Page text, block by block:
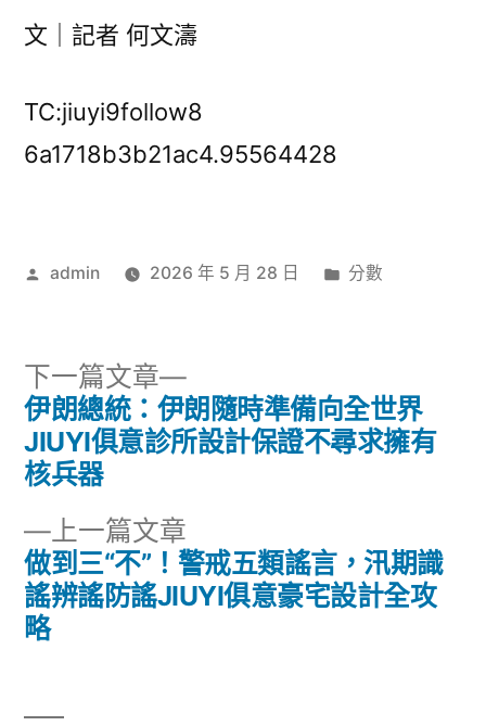
文｜記者 何文濤
TC:jiuyi9follow8
6a1718b3b21ac4.95564428
作
admin 2026 年 5 月 28 日
分
分數
文
章
導
覽
上一篇文章
一
篇
做到三“不”！警戒五類謠言，汛期識
謠辨謠防謠JIUYI俱意豪宅設計全攻
略
下一篇文章
下
一
篇
伊朗總統：伊朗隨時準備向全世界
JIUYI俱意診所設計保證不尋求擁有
核兵器